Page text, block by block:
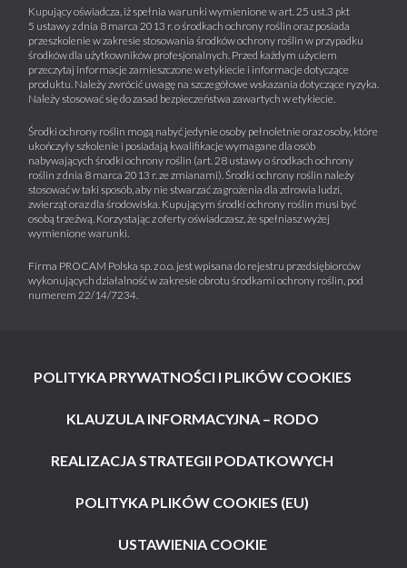
Kupujący oświadcza, iż spełnia warunki wymienione w art. 25 ust.3 pkt
5 ustawy z dnia 8 marca 2013 r. o środkach ochrony roślin oraz posiada
przeszkolenie w zakresie stosowania środków ochrony roślin w przypadku
środków dla użytkowników profesjonalnych. Przed każdym użyciem
przeczytaj informacje zamieszczone w etykiecie i informacje dotyczące
produktu. Należy zwrócić uwagę na szczegółowe wskazania dotyczące ryzyka.
Należy stosować się do zasad bezpieczeństwa zawartych w etykiecie.
Środki ochrony roślin mogą nabyć jedynie osoby pełnoletnie oraz osoby, które
ukończyły szkolenie i posiadają kwalifikacje wymagane dla osób
nabywających środki ochrony roślin (art. 28 ustawy o środkach ochrony
roślin z dnia 8 marca 2013 r. ze zmianami). Środki ochrony roślin należy
stosować w taki sposób, aby nie stwarzać zagrożenia dla zdrowia ludzi,
zwierząt oraz dla środowiska. Kupującym środki ochrony roślin musi być
osobą trzeźwą. Korzystając z oferty oświadczasz, że spełniasz wyżej
wymienione warunki.
Firma PROCAM Polska sp. z o.o. jest wpisana do rejestru przedsiębiorców
wykonujących działalność w zakresie obrotu środkami ochrony roślin, pod
numerem 22/14/7234.
POLITYKA PRYWATNOŚCI I PLIKÓW COOKIES
KLAUZULA INFORMACYJNA – RODO
REALIZACJA STRATEGII PODATKOWYCH
POLITYKA PLIKÓW COOKIES (EU)
USTAWIENIA COOKIE